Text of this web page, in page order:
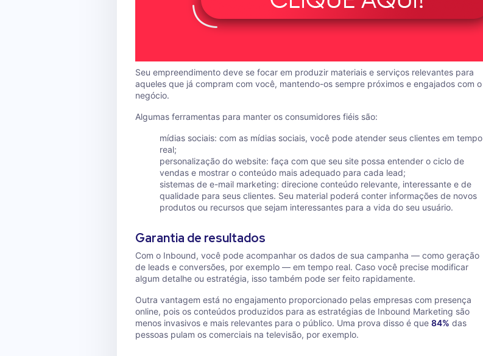
Seu empreendimento deve se focar em produzir materiais e serviços relevantes para
aqueles que já compram com você, mantendo-os sempre próximos e engajados com o
negócio.
Algumas ferramentas para manter os consumidores fiéis são:
mídias sociais: com as mídias sociais, você pode atender seus clientes em tempo
real;
personalização do website: faça com que seu site possa entender o ciclo de
vendas e mostrar o conteúdo mais adequado para cada lead;
sistemas de e-mail marketing: direcione conteúdo relevante, interessante e de
qualidade para seus clientes. Seu material poderá conter informações de novos
produtos ou recursos que sejam interessantes para a vida do seu usuário.
Garantia de resultados
Com o Inbound, você pode acompanhar os dados de sua campanha — como geração
de leads e conversões, por exemplo — em tempo real. Caso você precise modificar
algum detalhe ou estratégia, isso também pode ser feito rapidamente.
Outra vantagem está no engajamento proporcionado pelas empresas com presença
online, pois os conteúdos produzidos para as estratégias de Inbound Marketing são
menos invasivos e mais relevantes para o público. Uma prova disso é que 84% das
pessoas pulam os comerciais na televisão, por exemplo.